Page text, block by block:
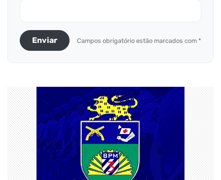
Enviar Campos obrigatório estão marcados com *